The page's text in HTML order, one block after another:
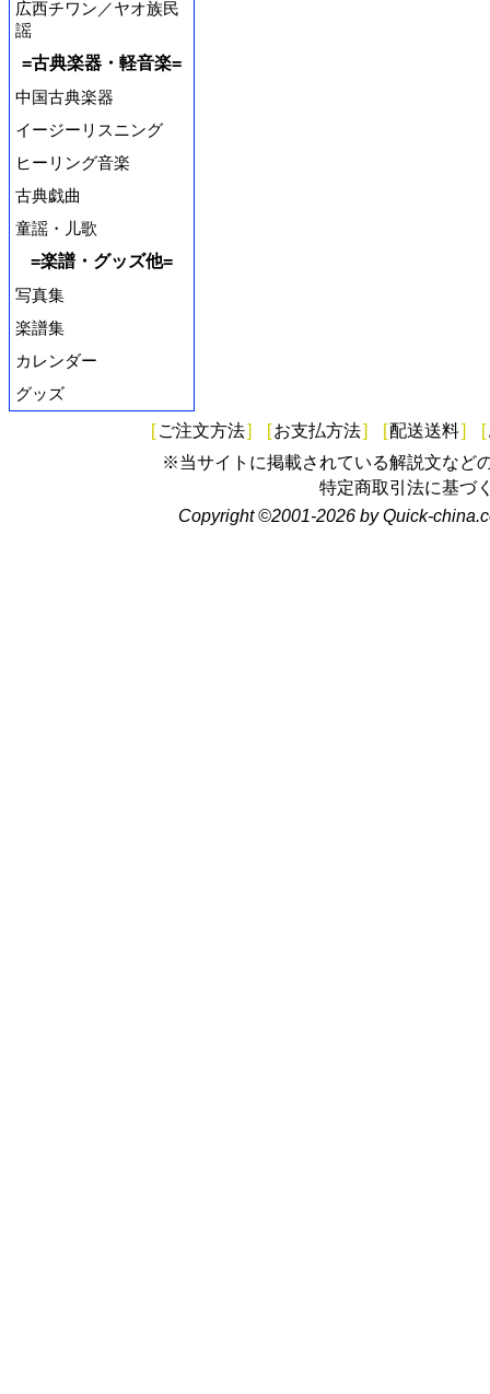
広西チワン／ヤオ族民
謡
=古典楽器・軽音楽=
中国古典楽器
イージーリスニング
ヒーリング音楽
古典戯曲
童謡・儿歌
=楽譜・グッズ他=
写真集
楽譜集
カレンダー
グッズ
[ ご注文方法] [お支払方法] [配送送料] [
※当サイトに掲載されている解説文など
特定商取引法に基づ
Copyright ©2001-2026 by Quick-